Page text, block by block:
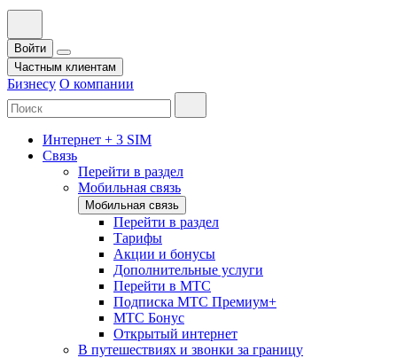
Войти
Частным клиентам
Бизнесу О компании
Интернет + 3 SIM
Связь
Перейти в раздел
Мобильная связь
Мобильная связь
Перейти в раздел
Тарифы
Акции и бонусы
Дополнительные услуги
Перейти в МТС
Подписка МТС Премиум+
МТС Бонус
Открытый интернет
В путешествиях и звонки за границу